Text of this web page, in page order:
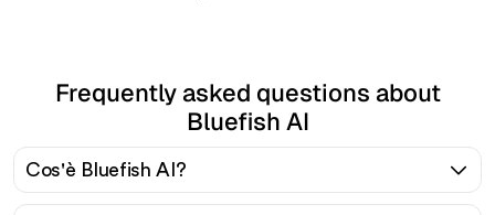
Frequently asked questions about
Bluefish AI
Cos'è Bluefish AI?